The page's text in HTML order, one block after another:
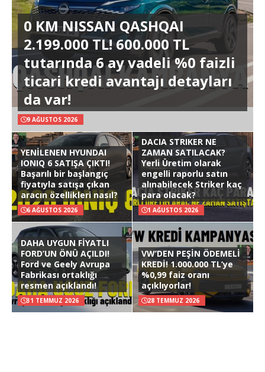
0 KM NISSAN QASHQAI
2.199.000 TL! 600.000 TL
tutarında 6 ay vadeli %0 faizli
ticari kredi avantajı detayları
da var!
9 AĞUSTOS 2026
YENİLENEN HYUNDAI
IONIQ 6 SATIŞA ÇIKTI!
Başarılı bir başlangıç
fiyatıyla satışa çıkan
aracın özellikleri nasıl?
6 AĞUSTOS 2026
DACIA STRIKER NE
ZAMAN SATILACAK?
Yerli Üretim olarak
engelli raporlu satın
alınabilecek Striker kaç
para olacak?
1 AĞUSTOS 2026
DAHA UYGUN FİYATLI
FORD’UN ÖNÜ AÇILDI!
Ford ve Geely Avrupa
Fabrikası ortaklığı
resmen açıklandı!
31 TEMMUZ 2026
VW’DEN PEŞİN ÖDEMELİ
KREDİ! 1.000.000 TL’ye
%0,99 faiz oranı
açıklıyorlar!
28 TEMMUZ 2026